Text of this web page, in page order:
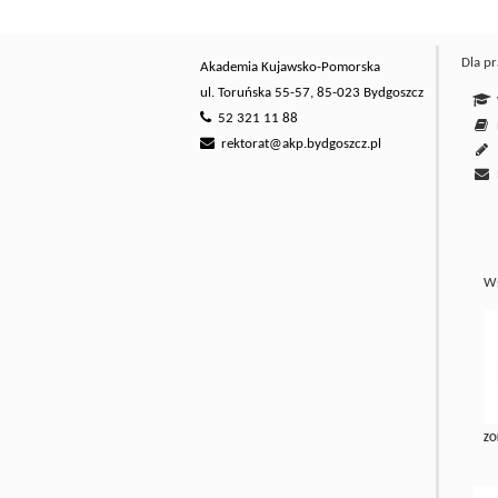
Akademia Kujawsko-Pomorska
ul. Toruńska 55-57, 85-023 Bydgoszcz
52 321 11 88
rektorat@akp.bydgoszcz.pl
Dla